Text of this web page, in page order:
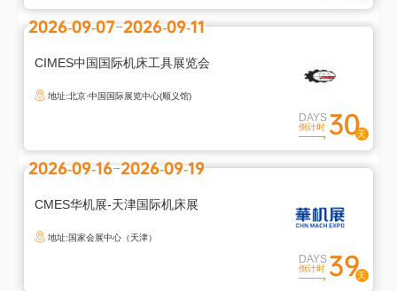
2026-09-07 2026-09-11
CIMES中国国际机床工具展览会
地址:北京·中国国际展览中心(顺义馆)
DAYS
倒计时 30
2026-09-16 2026-09-19
CMES华机展-天津国际机床展
地址:国家会展中心（天津）
DAYS
倒计时 39
退